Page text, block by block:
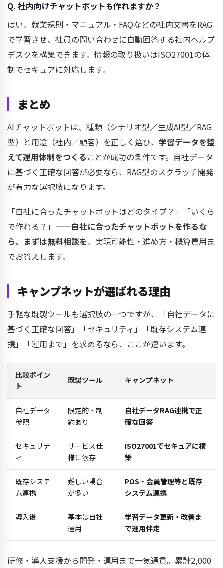
Q. 社内向けチャットボットも作れますか？
はい。就業規則・マニュアル・FAQなどの社内文書をRAG
で学習させ、社員の問い合わせに自動回答する社内ヘルプ
デスクを構築できます。情報の取り扱いはISO27001の体
制でセキュアに対応します。
まとめ
AIチャットボットは、種類（シナリオ型／生成AI型／RAG
型）と用途（社内／顧客）を正しく選び、 学習データを整
えて運用体制をつくる ことが成功の条件です。自社データ
に基づく正確な回答が必要なら、RAG型のスクラッチ開発
が有力な選択肢になります。
「自社に合ったチャットボットはどのタイプ？」「いくら
で作れる？」——自社に合ったチャットボットを作るな
ら、まずは無料相談を。実現可能性・進め方・概算費用ま
でお答えします。
キャンプネットが選ばれる理由
手軽な既製ツールも選択肢の一つですが、「自社データに
基づく正確な回答」「セキュリティ」「既存システム連
携」「運用まで」を求めるなら、ここが違います。
比較ポイン
ト
既製ツール キャンプネット
自社データ
参照
限定的・制
約あり
自社データRAG連携で正
確な回答
セキュリテ
ィ
サービス仕
様に依存
ISO27001でセキュアに構
築
既存システ
ム連携
難しい場合
が多い
POS・会員管理等と既存
システム連携
導入後
基本は自社
運用
学習データ更新・改善ま
で運用伴走
研修・導入支援から開発・運用まで一気通貫。累計2,000